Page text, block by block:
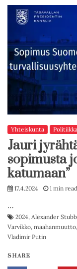
Yhteiskunta Politiikka
Jauri
sopimusta
katumaan”
17.4.2024 1 min read
…
2024, Alexander Stubb
Varvikko, maahanmuutto,
Vladimir Putin
SHARE